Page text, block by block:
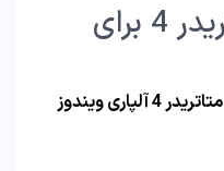
آموزش دانلود متاتریدر 4 برای
متاتریدر 4 آلپاری ویندوز